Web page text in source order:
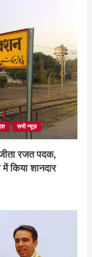
सभी न्यूज़
रजत पदक,
किया शानदार